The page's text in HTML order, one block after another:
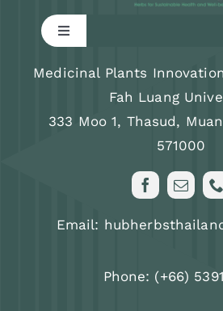
Toggle
Research
Training program
About us
Medicinal Plants
Fah Luang
333 Moo 1, Thasud,
571000
Email:
Phone: (+66)